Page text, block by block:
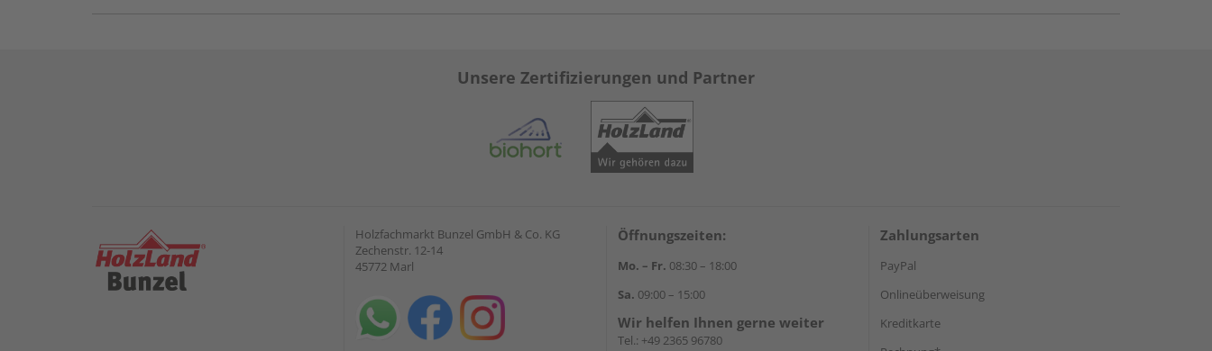
Unsere Zertifizierungen und Partner
Holzfachmarkt Bunzel GmbH & Co. KG
Zechenstr. 12-14
45772 Marl
Öffnungszeiten:
Mo. – Fr. 08:30 – 18:00
Sa. 09:00 – 15:00
Wir helfen Ihnen gerne weiter
Tel.: +49 2365 96780
Zahlungsarten
PayPal
Onlineüberweisung
Kreditkarte